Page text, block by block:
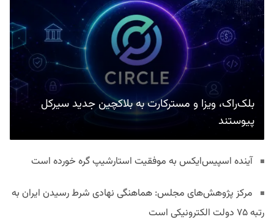
بلک‌راک، ویزا و مسترکارت به بلاکچین جدید سیرکل
پیوستند
آینده اسپیس‌ایکس به موفقیت استارشیپ گره خورده است
مرکز پژوهش‌های مجلس: هماهنگی نهادی شرط رسیدن ایران به
رتبه ۷۵ دولت الکترونیکی است